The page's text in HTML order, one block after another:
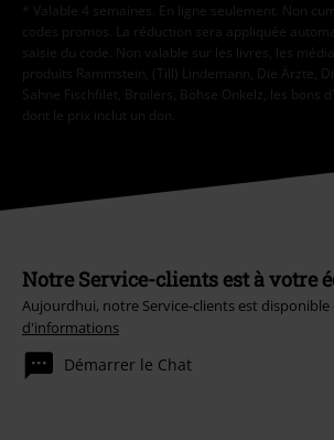
* Valable 4 semaines. En ligne seulement. Non
codes promos. La réduction sera appliquée
saisie du code. Non valable sur les livres, les
produits Rammstein, (Till) Lindemann, Die Ärzte,
Sahne Fischfilet, Broilers, Böhse Onkelz, les bons
dont le prix inclut un don.
Notre Service-clients est à votre
Aujourdhui, notre Service-clients est disponible
d'informations
Démarrer le Chat